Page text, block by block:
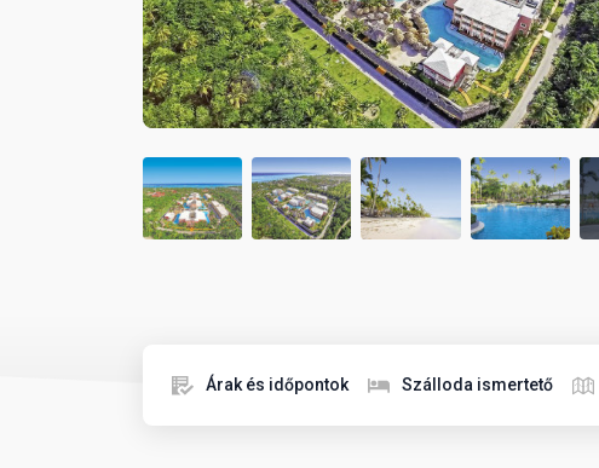
Árak és időpontok Szálloda ismertető